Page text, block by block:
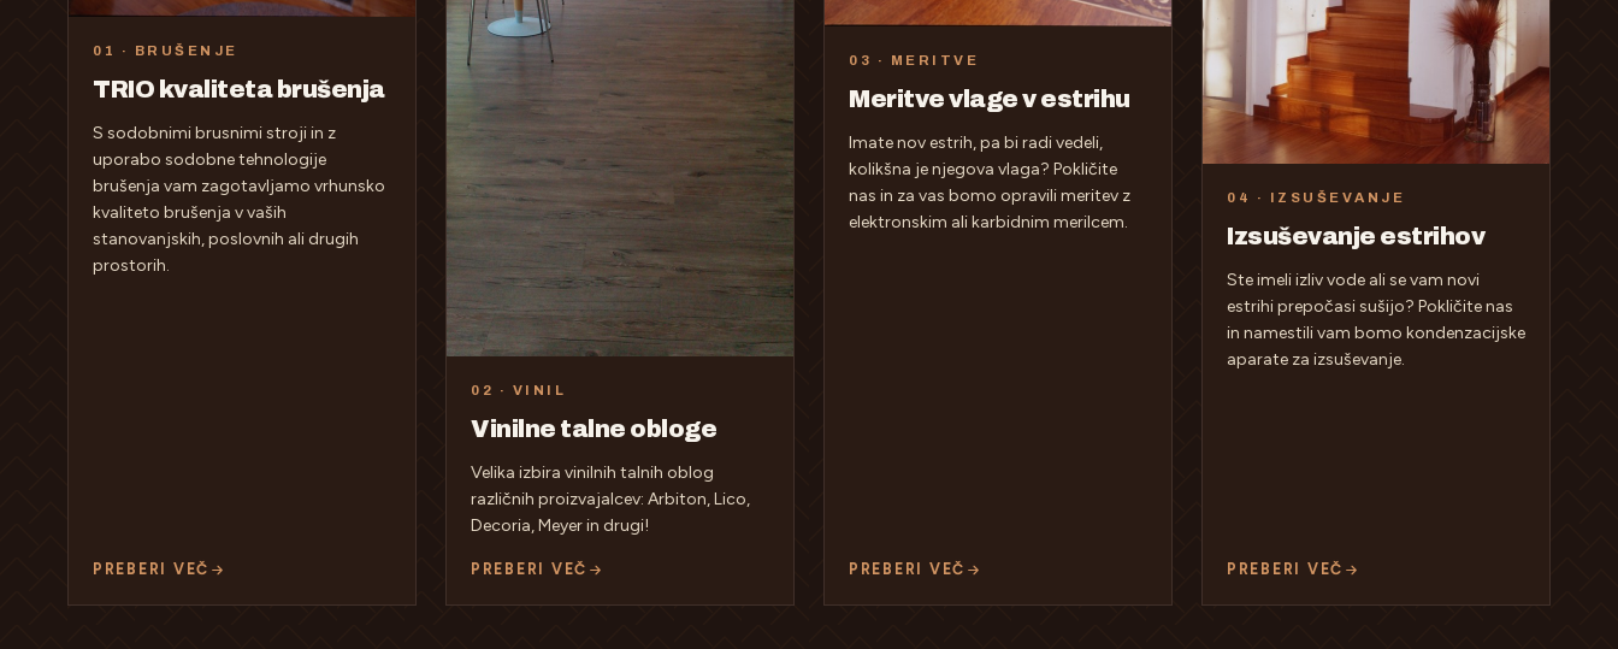
01 · BRUŠENJE
TRIO kvaliteta brušenja
S sodobnimi brusnimi stroji in z
uporabo sodobne tehnologije
brušenja vam zagotavljamo vrhunsko
kvaliteto brušenja v vaših
stanovanjskih, poslovnih ali drugih
prostorih.
PREBERI VEČ
02 · VINIL
Vinilne talne obloge
Velika izbira vinilnih talnih oblog
različnih proizvajalcev: Arbiton, Lico,
Decoria, Meyer in drugi!
PREBERI VEČ
03 · MERITVE
Meritve vlage v estrihu
Imate nov estrih, pa bi radi vedeli,
kolikšna je njegova vlaga? Pokličite
nas in za vas bomo opravili meritev z
elektronskim ali karbidnim merilcem.
PREBERI VEČ
04 · IZSUŠEVANJE
Izsuševanje estrihov
Ste imeli izliv vode ali se vam novi
estrihi prepočasi sušijo? Pokličite nas
in namestili vam bomo kondenzacijske
aparate za izsuševanje.
PREBERI VEČ